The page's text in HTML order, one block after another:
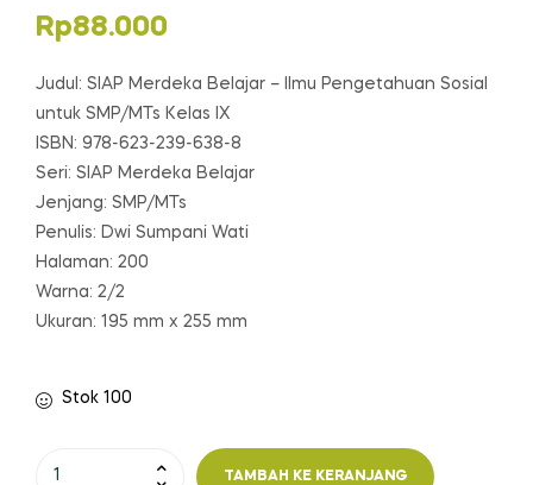
Rp88.000
Judul: SIAP Merdeka Belajar – Ilmu Pengetahuan Sosial
untuk SMP/MTs Kelas IX
ISBN: 978-623-239-638-8
Seri: SIAP Merdeka Belajar
Jenjang: SMP/MTs
Penulis: Dwi Sumpani Wati
Halaman: 200
Warna: 2/2
Ukuran: 195 mm x 255 mm
Stok 100
TAMBAH KE KERANJANG